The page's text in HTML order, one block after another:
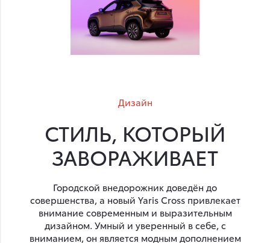
Дизайн
СТИЛЬ, КОТОРЫЙ
ЗАВОРАЖИВАЕТ
Городской внедорожник доведён до
совершенства, а новый Yaris Cross привлекает
внимание современным и выразительным
дизайном. Умный и уверенный в себе, с
вниманием, он является модным дополнением